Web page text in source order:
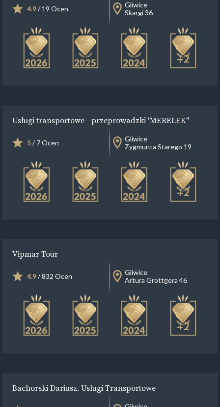
4.9/ 19 Ocen
Gliwice
Skargi 36
+2
Usługi transportowe - przeprowadzki "MEBELEK"
5/ 7 Ocen
Gliwice
Zygmunta Starego 19
+2
Vipmar Tour
4.9/ 832 Ocen
Gliwice
Artura Grottgera 46
+2
Bachorski Dariusz. Usługi Transportowe